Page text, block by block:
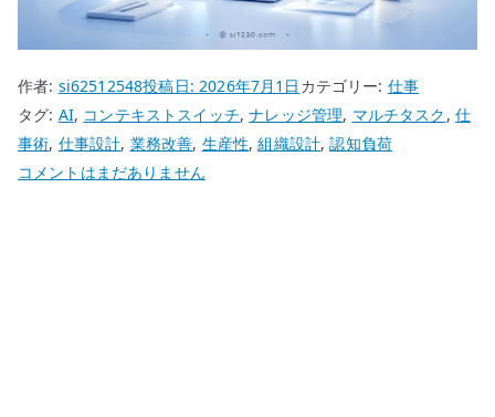
作者: si62512548投稿日:2026年7月1日 カテゴリー: 仕事
タグ: AI, コンテキストスイッチ,ナレッジ管理, マルチタスク , 仕
事術, 仕事設計, 業務改善, 生産性,組織設計,認知負荷
マ
コメントはまだありません